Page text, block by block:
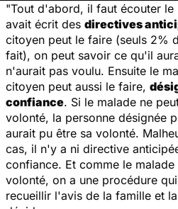
"Tout d'abord, il faut écouter le
avait écrit des directives
citoyen peut le faire (seuls 2%
fait), on peut savoir ce qu'il
n'aurait pas voulu. Ensuite le
citoyen peut aussi le faire,
confiance. Si le malade ne
volonté, la personne désignée
aurait pu être sa volonté.
cas, il n'y a ni directive
confiance. Et comme le
volonté, on a une procédure
recueillir l'avis de la famille et